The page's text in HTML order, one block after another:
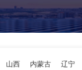
山西 内蒙古
辽宁